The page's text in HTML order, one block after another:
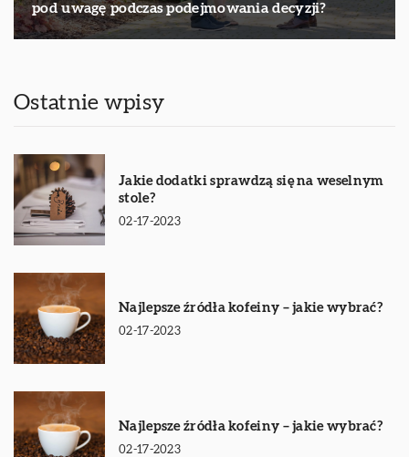
pod uwagę podczas podejmowania decyzji?
Ostatnie wpisy
Jakie dodatki sprawdzą się na weselnym
stole?
02-17-2023
Najlepsze źródła kofeiny – jakie wybrać?
02-17-2023
Najlepsze źródła kofeiny – jakie wybrać?
02-17-2023